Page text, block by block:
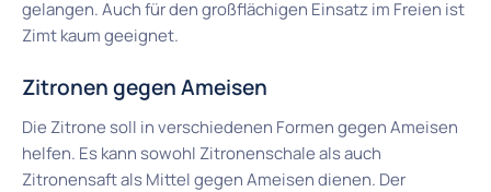
gelangen. Auch für den großflächigen Einsatz im Freien ist
Zimt kaum geeignet.
Zitronen gegen Ameisen
Die Zitrone soll in verschiedenen Formen gegen Ameisen
helfen. Es kann sowohl Zitronenschale als auch
Zitronensaft als Mittel gegen Ameisen dienen. Der